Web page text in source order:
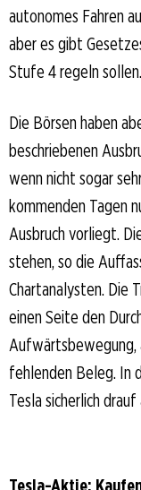
autonomes Fahren
aber es gibt
Stufe 4 regeln sollen.
Die Börsen haben
beschriebenen
wenn nicht sogar
kommenden Tagen
Ausbruch vorliegt.
stehen, so die
Chartanalysten. Die
einen Seite den
Aufwärtsbewegung,
fehlenden Beleg. In
Tesla sicherlich
Tesla-Aktie: